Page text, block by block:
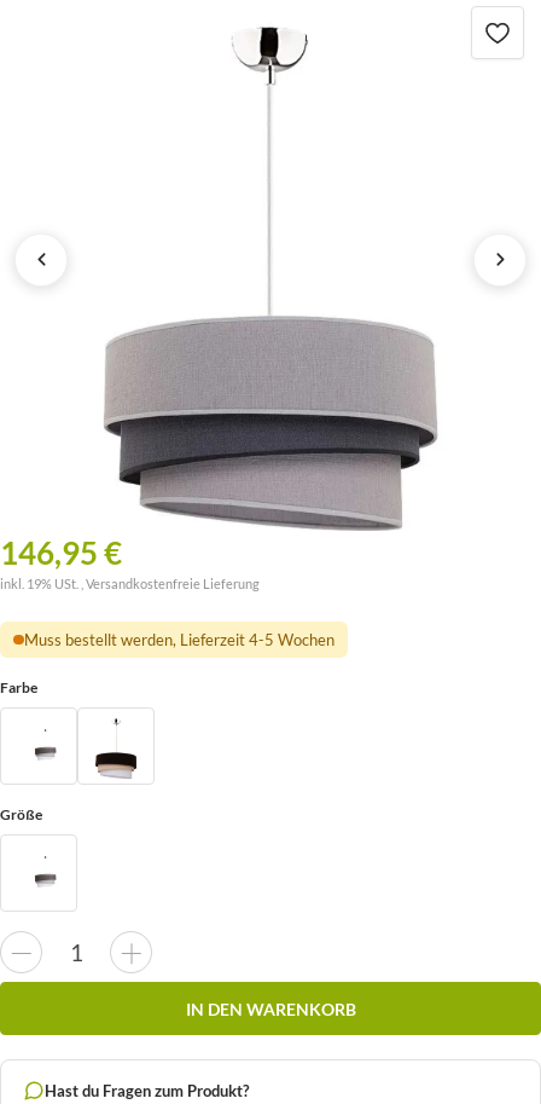
146,95 €
inkl. 19% USt. , Versandkostenfreie Lieferung
Muss bestellt werden, Lieferzeit 4-5 Wochen
Farbe
Größe
IN DEN WARENKORB
Hast du Fragen zum Produkt?